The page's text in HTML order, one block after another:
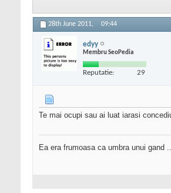
28th June 2011, 09:44
edyy
Membru SeoPedia
Reputatie: 29
Te mai ocupi sau ai luat iarasi
Ea era frumoasa ca umbra unui gand